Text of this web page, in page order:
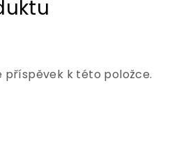
příspěvek k této položce.